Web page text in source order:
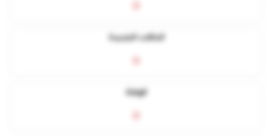
الحالات الجديدة
الوفاة